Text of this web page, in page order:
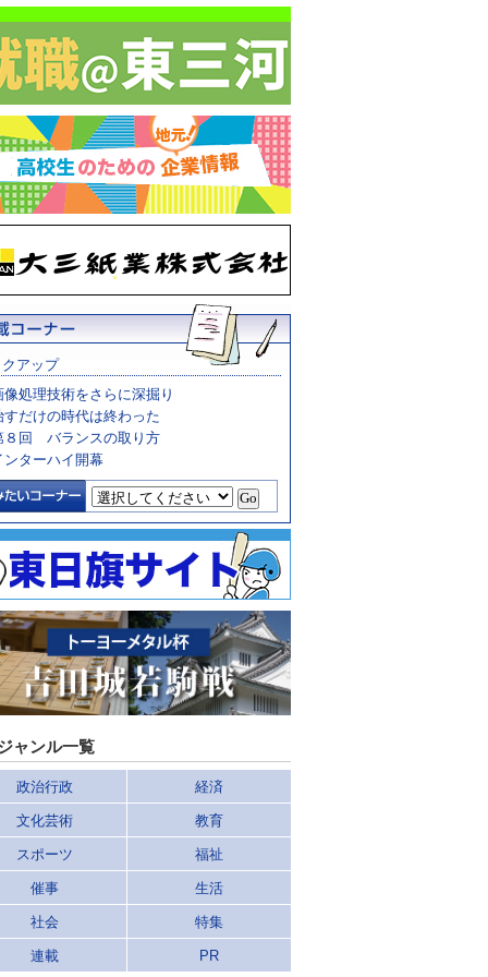
アップ
像処理技術をさらに深掘り
すだけの時代は終わった
８回 バランスの取り方
ンターハイ開幕
ャンル一覧
政治行政 経済
文化芸術 教育
スポーツ 福祉
催事 生活
社会 特集
連載 PR